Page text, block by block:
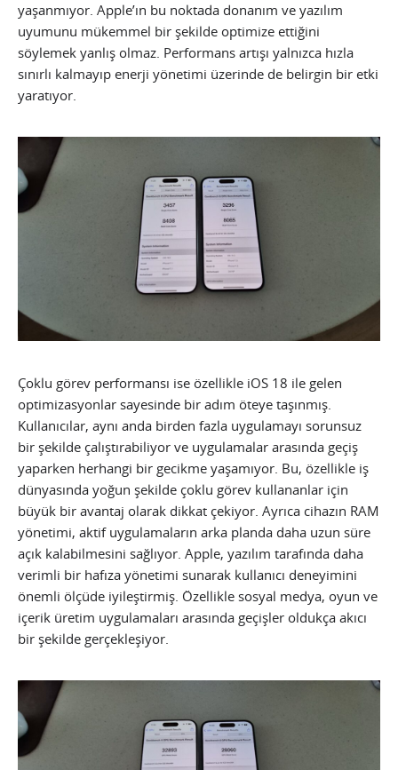
yaşanmıyor. Apple’ın bu noktada donanım ve yazılım
uyumunu mükemmel bir şekilde optimize ettiğini
söylemek yanlış olmaz. Performans artışı yalnızca hızla
sınırlı kalmayıp enerji yönetimi üzerinde de belirgin bir etki
yaratıyor.
Çoklu görev performansı ise özellikle iOS 18 ile gelen
optimizasyonlar sayesinde bir adım öteye taşınmış.
Kullanıcılar, aynı anda birden fazla uygulamayı sorunsuz
bir şekilde çalıştırabiliyor ve uygulamalar arasında geçiş
yaparken herhangi bir gecikme yaşamıyor. Bu, özellikle iş
dünyasında yoğun şekilde çoklu görev kullananlar için
büyük bir avantaj olarak dikkat çekiyor. Ayrıca cihazın RAM
yönetimi, aktif uygulamaların arka planda daha uzun süre
açık kalabilmesini sağlıyor. Apple, yazılım tarafında daha
verimli bir hafıza yönetimi sunarak kullanıcı deneyimini
önemli ölçüde iyileştirmiş. Özellikle sosyal medya, oyun ve
içerik üretim uygulamaları arasında geçişler oldukça akıcı
bir şekilde gerçekleşiyor.